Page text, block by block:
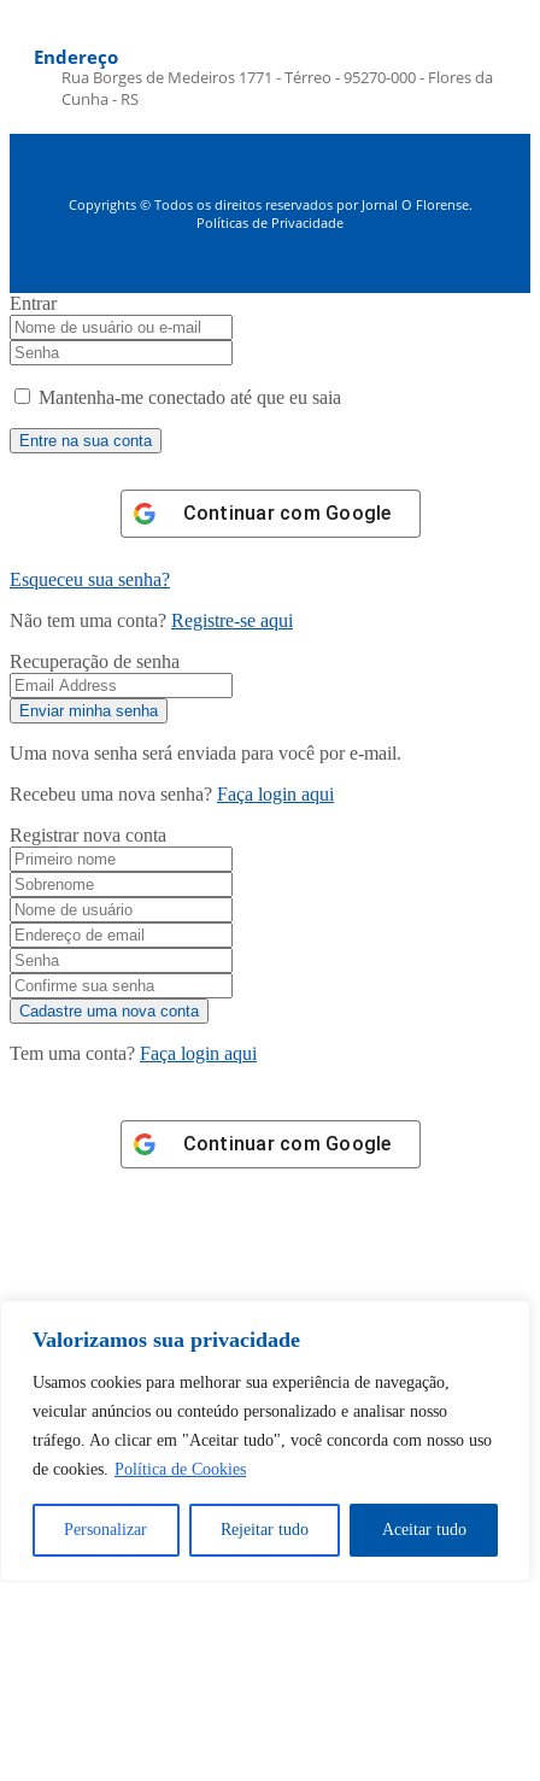
Valorizamos sua privacidade
Usamos cookies para melhorar sua experiência de navegação,
veicular anúncios ou conteúdo personalizado e analisar nosso
tráfego. Ao clicar em "Aceitar tudo", você concorda com nosso uso
de cookies. Política de Cookies
Personalizar Rejeitar tudo Aceitar tudo
Endereço
Rua Borges de Medeiros 1771 - Térreo - 95270-000 - Flores da
Cunha - RS
Copyrights © Todos os direitos reservados por Jornal O Florense.
Políticas de Privacidade
Entrar
Mantenha-me conectado até que eu saia
Continuar com Google
Esqueceu sua senha?
Não tem uma conta? Registre-se aqui
Recuperação de senha
Uma nova senha será enviada para você por e-mail.
Recebeu uma nova senha? Faça login aqui
Registrar nova conta
Tem uma conta? Faça login aqui
Continuar com Google
desbloquear esta publicação?
Desbloquear esquerda : 0